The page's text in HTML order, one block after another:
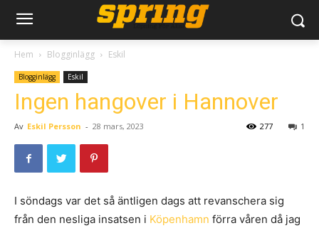
Hem Blogginlägg Eskil
Blogginlägg Eskil
Ingen hangover i Hannover
Av Eskil Persson - 28 mars, 2023 1
277
I söndags var det så äntligen dags att revanschera sig
från den nesliga insatsen i Köpenhamn förra våren då jag